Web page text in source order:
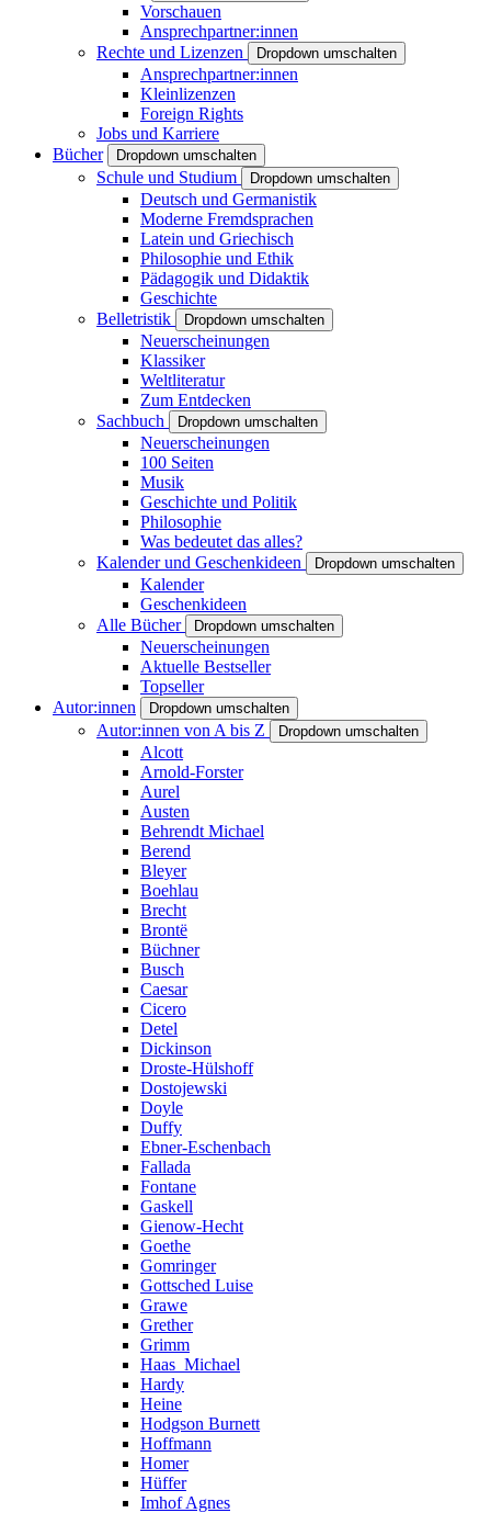
Vorschauen
Ansprechpartner:innen
Rechte und Lizenzen
Dropdown umschalten
Ansprechpartner:innen
Kleinlizenzen
Foreign Rights
Jobs und Karriere
Bücher
Dropdown umschalten
Schule und Studium Dropdown umschalten
Deutsch und Germanistik
Moderne Fremdsprachen
Latein und Griechisch
Philosophie und Ethik
Pädagogik und Didaktik
Geschichte
Belletristik
Dropdown umschalten
Neuerscheinungen
Klassiker
Weltliteratur
Zum Entdecken
Sachbuch
Dropdown umschalten
Neuerscheinungen
100 Seiten
Musik
Geschichte und Politik
Philosophie
Was bedeutet das alles?
Kalender und Geschenkideen
Dropdown umschalten
Kalender
Geschenkideen
Alle Bücher
Dropdown umschalten
Neuerscheinungen
Aktuelle Bestseller
Topseller
Autor:innen
Dropdown umschalten
Autor:innen von A bis Z Dropdown umschalten
Alcott
Arnold-Forster
Aurel
Austen
Behrendt Michael
Berend
Bleyer
Boehlau
Brecht
Brontë
Büchner
Busch
Caesar
Cicero
Detel
Dickinson
Droste-Hülshoff
Dostojewski
Doyle
Duffy
Ebner-Eschenbach
Fallada
Fontane
Gaskell
Gienow-Hecht
Goethe
Gomringer
Gottsched Luise
Grawe
Grether
Grimm
Haas_Michael
Hardy
Heine
Hodgson Burnett
Hoffmann
Homer
Hüffer
Imhof Agnes